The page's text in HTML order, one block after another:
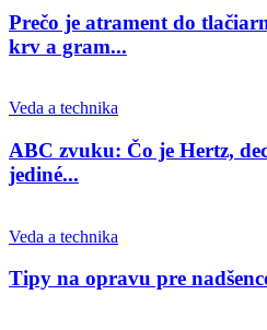
Prečo je atrament do
krv a gram...
Veda a technika
ABC zvuku: Čo je Hertz,
jediné...
Veda a technika
Tipy na opravu pre